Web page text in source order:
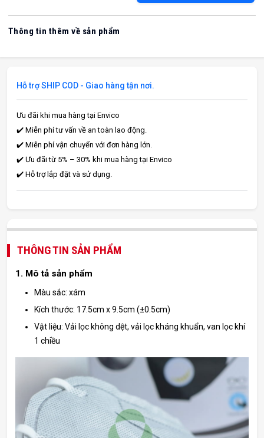
Thông tin thêm về sản phẩm
Hỗ trợ SHIP COD - Giao hàng tận nơi.
Ưu đãi khi mua hàng tại Envico
✔️ Miễn phí tư vấn về an toàn lao động.
✔️ Miễn phí vận chuyển với đơn hàng lớn.
✔️ Ưu đãi từ 5% – 30% khi mua hàng tại Envico
✔️ Hỗ trợ lắp đặt và sử dụng.
THÔNG TIN SẢN PHẨM
1. Mô tả sản phẩm
Màu sắc: xám
Kích thước: 17.5cm x 9.5cm (±0.5cm)
Vật liệu: Vải lọc không dệt, vải lọc kháng khuẩn, van lọc khí
1 chiều